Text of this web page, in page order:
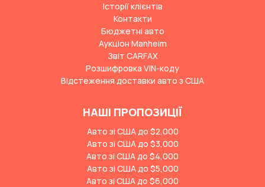
Історії клієнтів
Контакти
Бюджетні авто
Аукціон Manheim
Звіт CARFAX
Розшифровка VIN-коду
Відстеження доставки авто з США
НАШІ ПРОПОЗИЦІЇ
Авто зі США до $2,000
Авто зі США до $3,000
Авто зі США до $4,000
Авто зі США до $5,000
Авто зі США до $6,000